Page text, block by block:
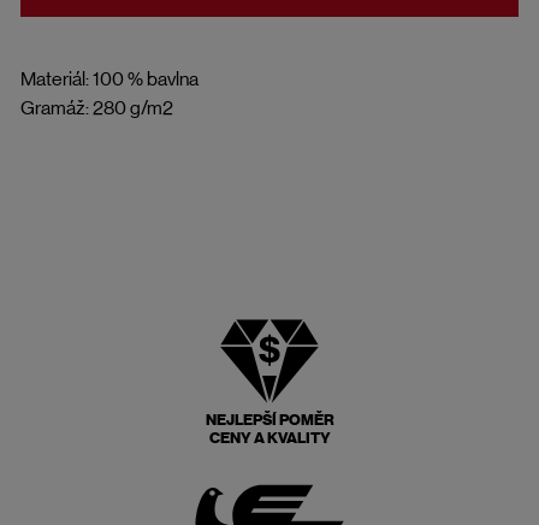
Materiál: 100 % bavlna
Gramáž: 280 g/m2
NEJLEPŠÍ POMĚR
CENY A KVALITY